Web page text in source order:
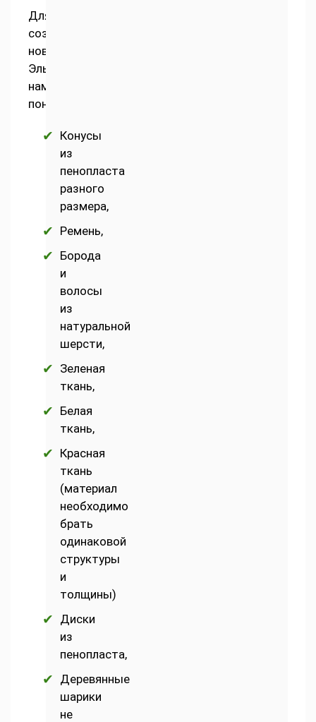
Для
создания
новогоднего
Эльфа
нам
понадобиться:
Конусы
из
пенопласта
разного
размера,
Ремень,
Борода
и
волосы
из
натуральной
шерсти,
Зеленая
ткань,
Белая
ткань,
Красная
ткань
(материал
необходимо
брать
одинаковой
структуры
и
толщины)
Диски
из
пенопласта,
Деревянные
шарики
не